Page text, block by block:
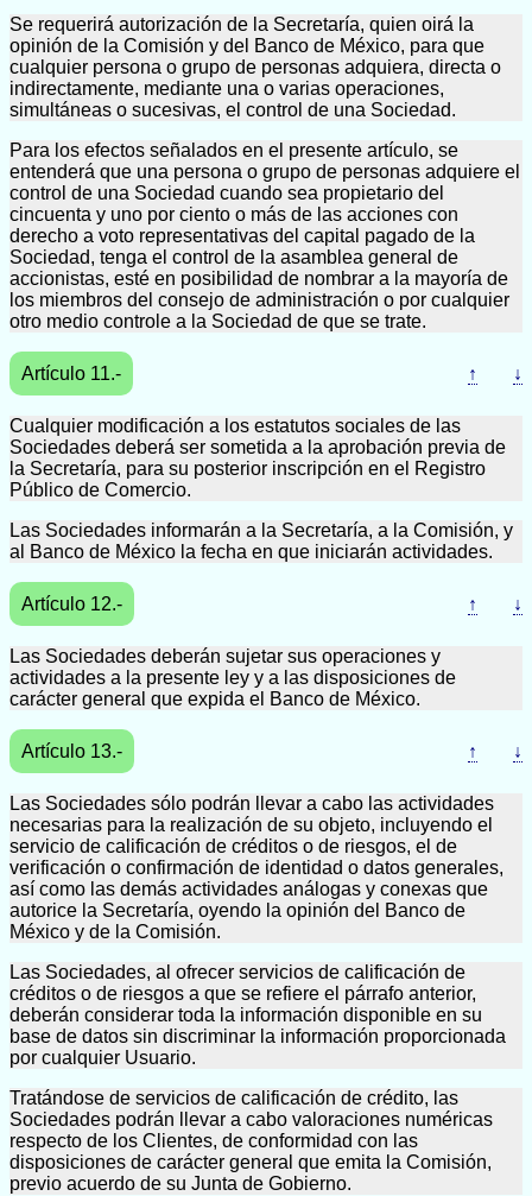
Se requerirá autorización de la Secretaría, quien oirá la
opinión de la Comisión y del Banco de México, para que
cualquier persona o grupo de personas adquiera, directa o
indirectamente, mediante una o varias operaciones,
simultáneas o sucesivas, el control de una Sociedad.
Para los efectos señalados en el presente artículo, se
entenderá que una persona o grupo de personas adquiere el
control de una Sociedad cuando sea propietario del
cincuenta y uno por ciento o más de las acciones con
derecho a voto representativas del capital pagado de la
Sociedad, tenga el control de la asamblea general de
accionistas, esté en posibilidad de nombrar a la mayoría de
los miembros del consejo de administración o por cualquier
otro medio controle a la Sociedad de que se trate.
Artículo 11.- ↑ ↓
Cualquier modificación a los estatutos sociales de las
Sociedades deberá ser sometida a la aprobación previa de
la Secretaría, para su posterior inscripción en el Registro
Público de Comercio.
Las Sociedades informarán a la Secretaría, a la Comisión, y
al Banco de México la fecha en que iniciarán actividades.
Artículo 12.- ↑ ↓
Las Sociedades deberán sujetar sus operaciones y
actividades a la presente ley y a las disposiciones de
carácter general que expida el Banco de México.
Artículo 13.- ↑ ↓
Las Sociedades sólo podrán llevar a cabo las actividades
necesarias para la realización de su objeto, incluyendo el
servicio de calificación de créditos o de riesgos, el de
verificación o confirmación de identidad o datos generales,
así como las demás actividades análogas y conexas que
autorice la Secretaría, oyendo la opinión del Banco de
México y de la Comisión.
Las Sociedades, al ofrecer servicios de calificación de
créditos o de riesgos a que se refiere el párrafo anterior,
deberán considerar toda la información disponible en su
base de datos sin discriminar la información proporcionada
por cualquier Usuario.
Tratándose de servicios de calificación de crédito, las
Sociedades podrán llevar a cabo valoraciones numéricas
respecto de los Clientes, de conformidad con las
disposiciones de carácter general que emita la Comisión,
previo acuerdo de su Junta de Gobierno.